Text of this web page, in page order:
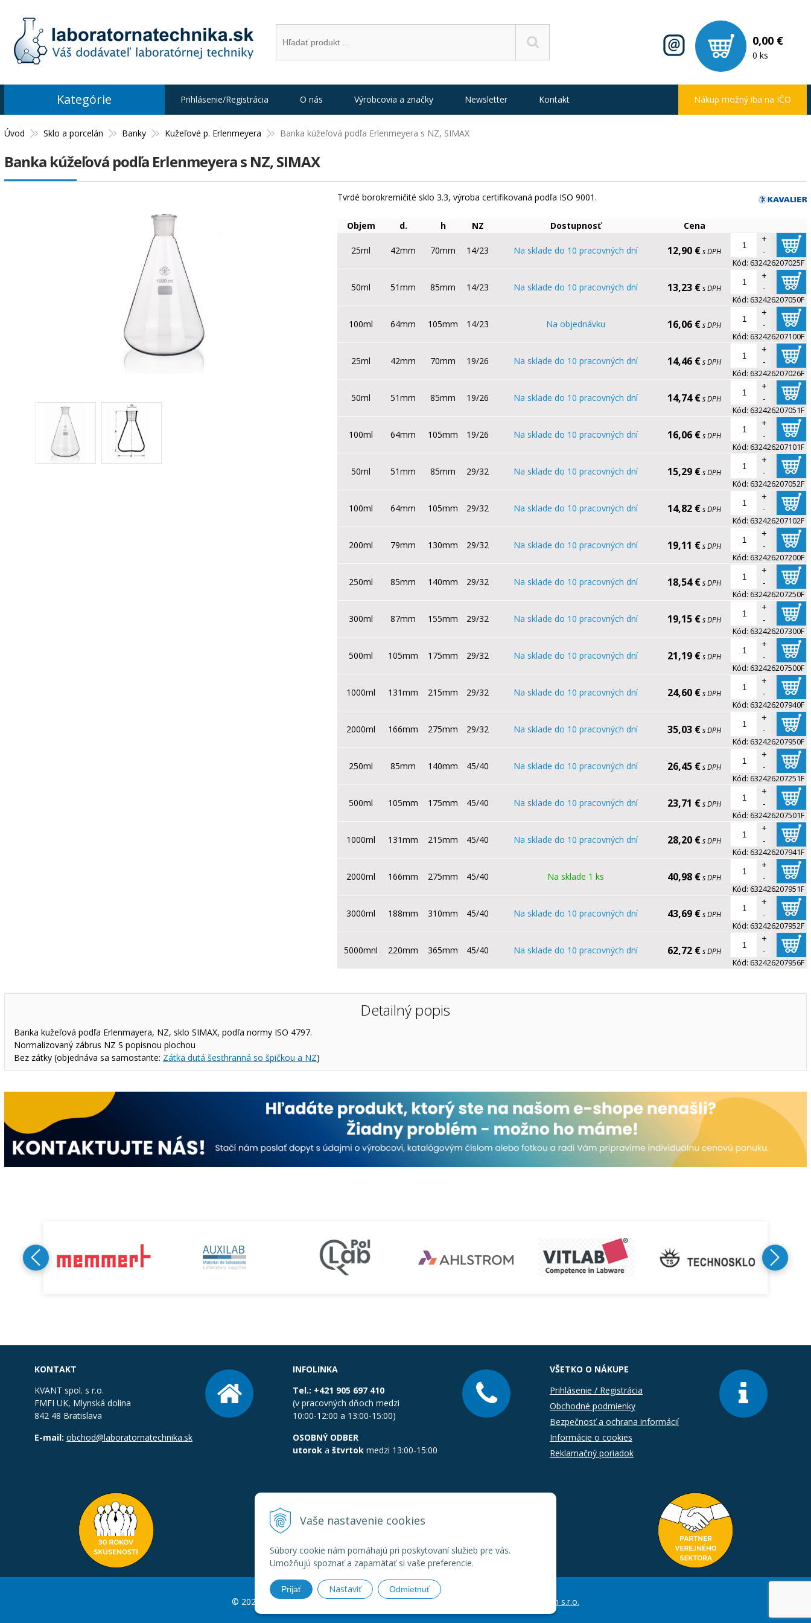
Vaše nastavenie cookies
Súbory cookie nám pomáhajú pri poskytovaní služieb pre vás.
Umožňujú spoznať a zapamätať si vaše preferencie.
Prijať Nastaviť Odmietnuť
0,00 €
0 ks
Úvod Sklo a porcelán Banky Kužeľové p. Erlenmeyera Banka kúžeľová podľa Erlenmeyera s NZ, SIMAX
Banka kúžeľová podľa Erlenmeyera s NZ, SIMAX
Tvrdé borokremičité sklo 3.3, výroba certifikovaná podľa ISO 9001.
Objem d. h NZ Dostupnosť Cena
25ml 42mm 70mm 14/23 Na sklade do 10 pracovných dní 12,90 €s DPH
+
-
Kód: 632426207025F
50ml 51mm 85mm 14/23 Na sklade do 10 pracovných dní 13,23 €s DPH
+
-
Kód: 632426207050F
100ml 64mm 105mm 14/23 Na objednávku 16,06 €s DPH
+
-
Kód: 632426207100F
25ml 42mm 70mm 19/26 Na sklade do 10 pracovných dní 14,46 €s DPH
+
-
Kód: 632426207026F
50ml 51mm 85mm 19/26 Na sklade do 10 pracovných dní 14,74 €s DPH
+
-
Kód: 632426207051F
100ml 64mm 105mm 19/26 Na sklade do 10 pracovných dní 16,06 €s DPH
+
-
Kód: 632426207101F
50ml 51mm 85mm 29/32 Na sklade do 10 pracovných dní 15,29 €s DPH
+
-
Kód: 632426207052F
100ml 64mm 105mm 29/32 Na sklade do 10 pracovných dní 14,82 €s DPH
+
-
Kód: 632426207102F
200ml 79mm 130mm 29/32 Na sklade do 10 pracovných dní 19,11 €s DPH
+
-
Kód: 632426207200F
250ml 85mm 140mm 29/32 Na sklade do 10 pracovných dní 18,54 €s DPH
+
-
Kód: 632426207250F
300ml 87mm 155mm 29/32 Na sklade do 10 pracovných dní 19,15 €s DPH
+
-
Kód: 632426207300F
500ml 105mm 175mm 29/32 Na sklade do 10 pracovných dní 21,19 €s DPH
+
-
Kód: 632426207500F
1000ml 131mm 215mm 29/32 Na sklade do 10 pracovných dní 24,60 €s DPH
+
-
Kód: 632426207940F
2000ml 166mm 275mm 29/32 Na sklade do 10 pracovných dní 35,03 €s DPH
+
-
Kód: 632426207950F
250ml 85mm 140mm 45/40 Na sklade do 10 pracovných dní 26,45 €s DPH
+
-
Kód: 632426207251F
500ml 105mm 175mm 45/40 Na sklade do 10 pracovných dní 23,71 €s DPH
+
-
Kód: 632426207501F
1000ml 131mm 215mm 45/40 Na sklade do 10 pracovných dní 28,20 €s DPH
+
-
Kód: 632426207941F
2000ml 166mm 275mm 45/40 Na sklade 1 ks 40,98 €s DPH
+
-
Kód: 632426207951F
3000ml 188mm 310mm 45/40 Na sklade do 10 pracovných dní 43,69 €s DPH
+
-
Kód: 632426207952F
5000mnl 220mm 365mm 45/40 Na sklade do 10 pracovných dní 62,72 €s DPH
+
-
Kód: 632426207956F
Detailný popis
Banka kužeľová podľa Erlenmayera, NZ, sklo SIMAX, podľa normy ISO 4797.
Normalizovaný zábrus NZ S popisnou plochou
Bez zátky (objednáva sa samostante: Zátka dutá šesťhranná so špičkou a NZ)
Kategórie Prihlásenie/Registrácia O nás Výrobcovia a značky Newsletter Kontakt Nákup možný iba na IČO
KONTAKT
KVANT spol. s r.o.
FMFI UK, Mlynská dolina
842 48 Bratislava
E-mail: obchod@laboratornatechnika.sk
INFOLINKA
Tel.: +421 905 697 410
(v pracovných dňoch medzi
10:00-12:00 a 13:00-15:00)
OSOBNÝ ODBER
utorok a štvrtok medzi 13:00-15:00
VŠETKO O NÁKUPE
Prihlásenie / Registrácia
Obchodné podmienky
Bezpečnosť a ochrana informácií
Informácie o cookies
Reklamačný poriadok
© 2026 Laboratornatechnika.sk •Created&e-shop Pohoda connector NextCom s.r.o.